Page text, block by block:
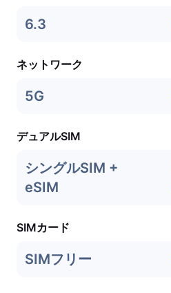
6.3
ネットワーク
5G
デュアルSIM
シングルSIM +
eSIM
SIMカード
SIMフリー